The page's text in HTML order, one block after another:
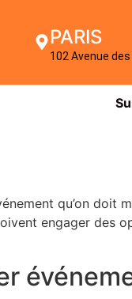
PARIS
102 Avenue
qu’on doit
engager des